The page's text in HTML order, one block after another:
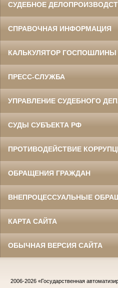
СУДЕБНОЕ
СПРАВОЧНАЯ ИНФОРМАЦИЯ
КАЛЬКУЛЯТОР ГОСПОШЛИНЫ
ПРЕСС-СЛУЖБА
УПРАВЛЕНИЕ СУДЕБНОГО
СУДЫ СУБЪЕКТА РФ
ПРОТИВОДЕЙСТВИЕ
ОБРАЩЕНИЯ ГРАЖДАН
ВНЕПРОЦЕССУАЛЬНЫЕ
КАРТА САЙТА
ОБЫЧНАЯ ВЕРСИЯ САЙТА
2006-2026 «Государственная